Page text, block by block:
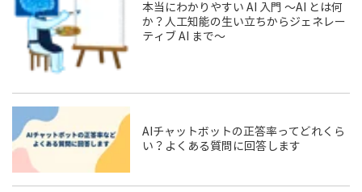
本当にわかりやすい AI 入門 ～AI とは何
か？人工知能の生い立ちからジェネレー
ティブ AI まで～
AIチャットボットの正答率ってどれくら
い？よくある質問に回答します